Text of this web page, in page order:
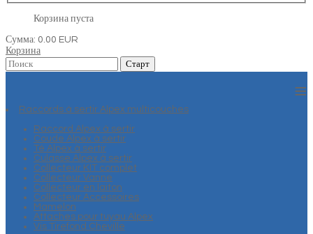
Корзина пуста
Сумма: 0.00 EUR
Корзина
≡
Raccords à sertir Alpex multicouches
Raccord Alpex à sertir
Coude Alpex à sertir
Té Alpex à sertir
Culasse Alpex à sertir
Collecteur KIT complet
Collecteur Vanne
Collecteur en laiton
Collecteur Accessoires
Mamelon
Attaches pour tuyau Alpex
Vis Tirefond Cheville